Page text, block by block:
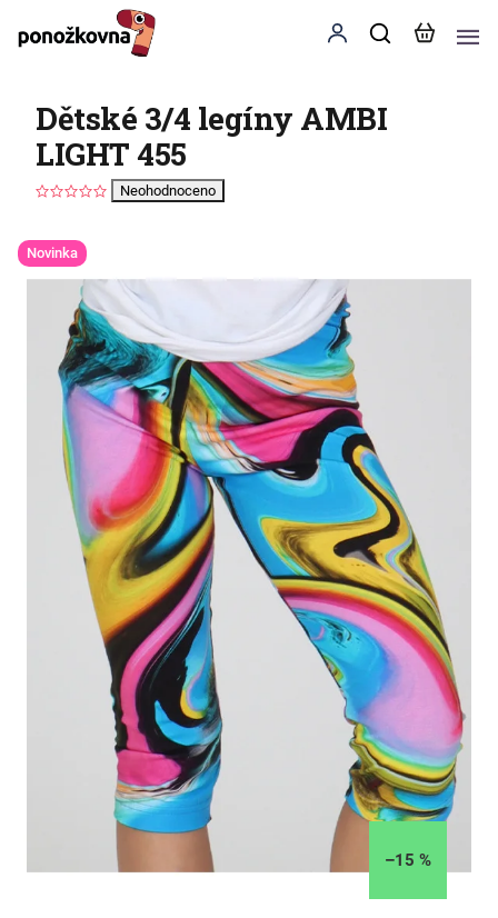
Dětské 3/4 legíny AMBI
LIGHT 455
Neohodnoceno
Novinka
–15 %